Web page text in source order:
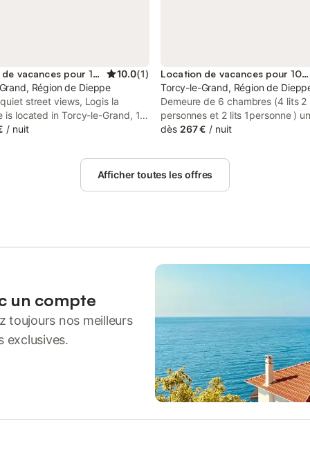
Location de vacances pour 10 personnes 10.0(1)
Région de Dieppe
street views, Logis la
is located in Torcy-le-Grand, 17
Port. The property has
Train Station of Dieppe.
/ nuit
Location de vacances pour 10 personnes
Torcy-le-Grand, Région de
Demeure de 6 chambres (4 lits 2
personnes et 2 lits 1personne )
avec téléviseur , une véranda
équipée, un jardin de 1000 m2
,salon de jardin sur terrasse
dès 267 € / nuit
Afficher toutes les offres
un compte
toujours nos meilleurs
exclusives.